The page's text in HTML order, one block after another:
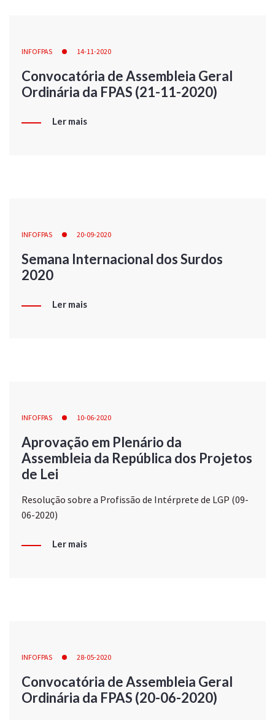
INFOFPAS 14-11-2020
Convocatória de Assembleia Geral
Ordinária da FPAS (21-11-2020)
Ler mais
INFOFPAS 20-09-2020
Semana Internacional dos Surdos
2020
Ler mais
INFOFPAS 10-06-2020
Aprovação em Plenário da
Assembleia da República dos Projetos
de Lei
Resolução sobre a Profissão de Intérprete de LGP (09-
06-2020)
Ler mais
INFOFPAS 28-05-2020
Convocatória de Assembleia Geral
Ordinária da FPAS (20-06-2020)